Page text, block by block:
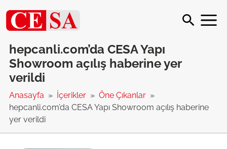
hepcanli.com’da CESA Yapı
Showroom açılış haberine yer
verildi
Anasayfa İçerikler
Öne Çıkanlar
hepcanli.com’da CESA Yapı Showroom açılış haberine
yer verildi